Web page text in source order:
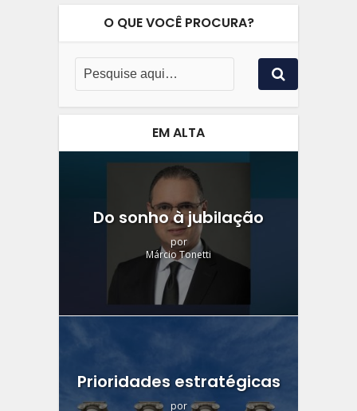
O QUE VOCÊ PROCURA?
EM ALTA
Do sonho à jubilação
por
Márcio Tonetti
Prioridades estratégicas
por